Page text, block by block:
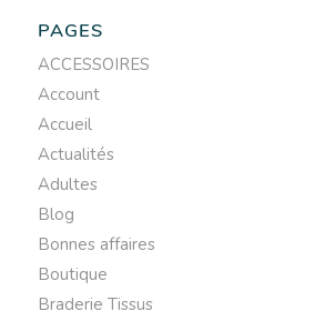
PAGES
ACCESSOIRES
Account
Accueil
Actualités
Adultes
Blog
Bonnes affaires
Boutique
Braderie Tissus